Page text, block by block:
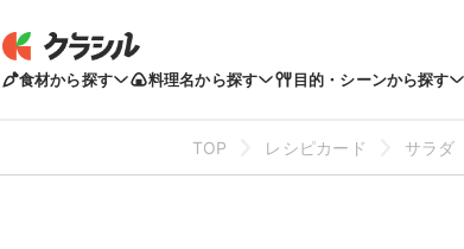
食材から探す 料理名から探す 目的・シーンから探す
TOP レシピカード サラダ